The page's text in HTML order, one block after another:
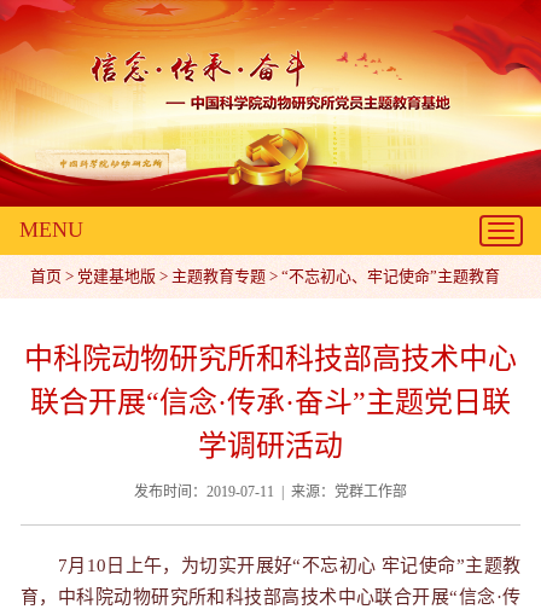
MENU
首页 > 党建基地版 > 主题教育专题 > “不忘初心、牢记使命”主题教育
中科院动物研究所和科技部高技术中心
联合开展“信念·传承·奋斗”主题党日联
学调研活动
发布时间：2019-07-11 | 来源：党群工作部
7月 10 日上午，为切实开展好“不忘初心 牢记使命”主题教
育，中科院动物研究所和科技部高技术中心联合开展“信念·传